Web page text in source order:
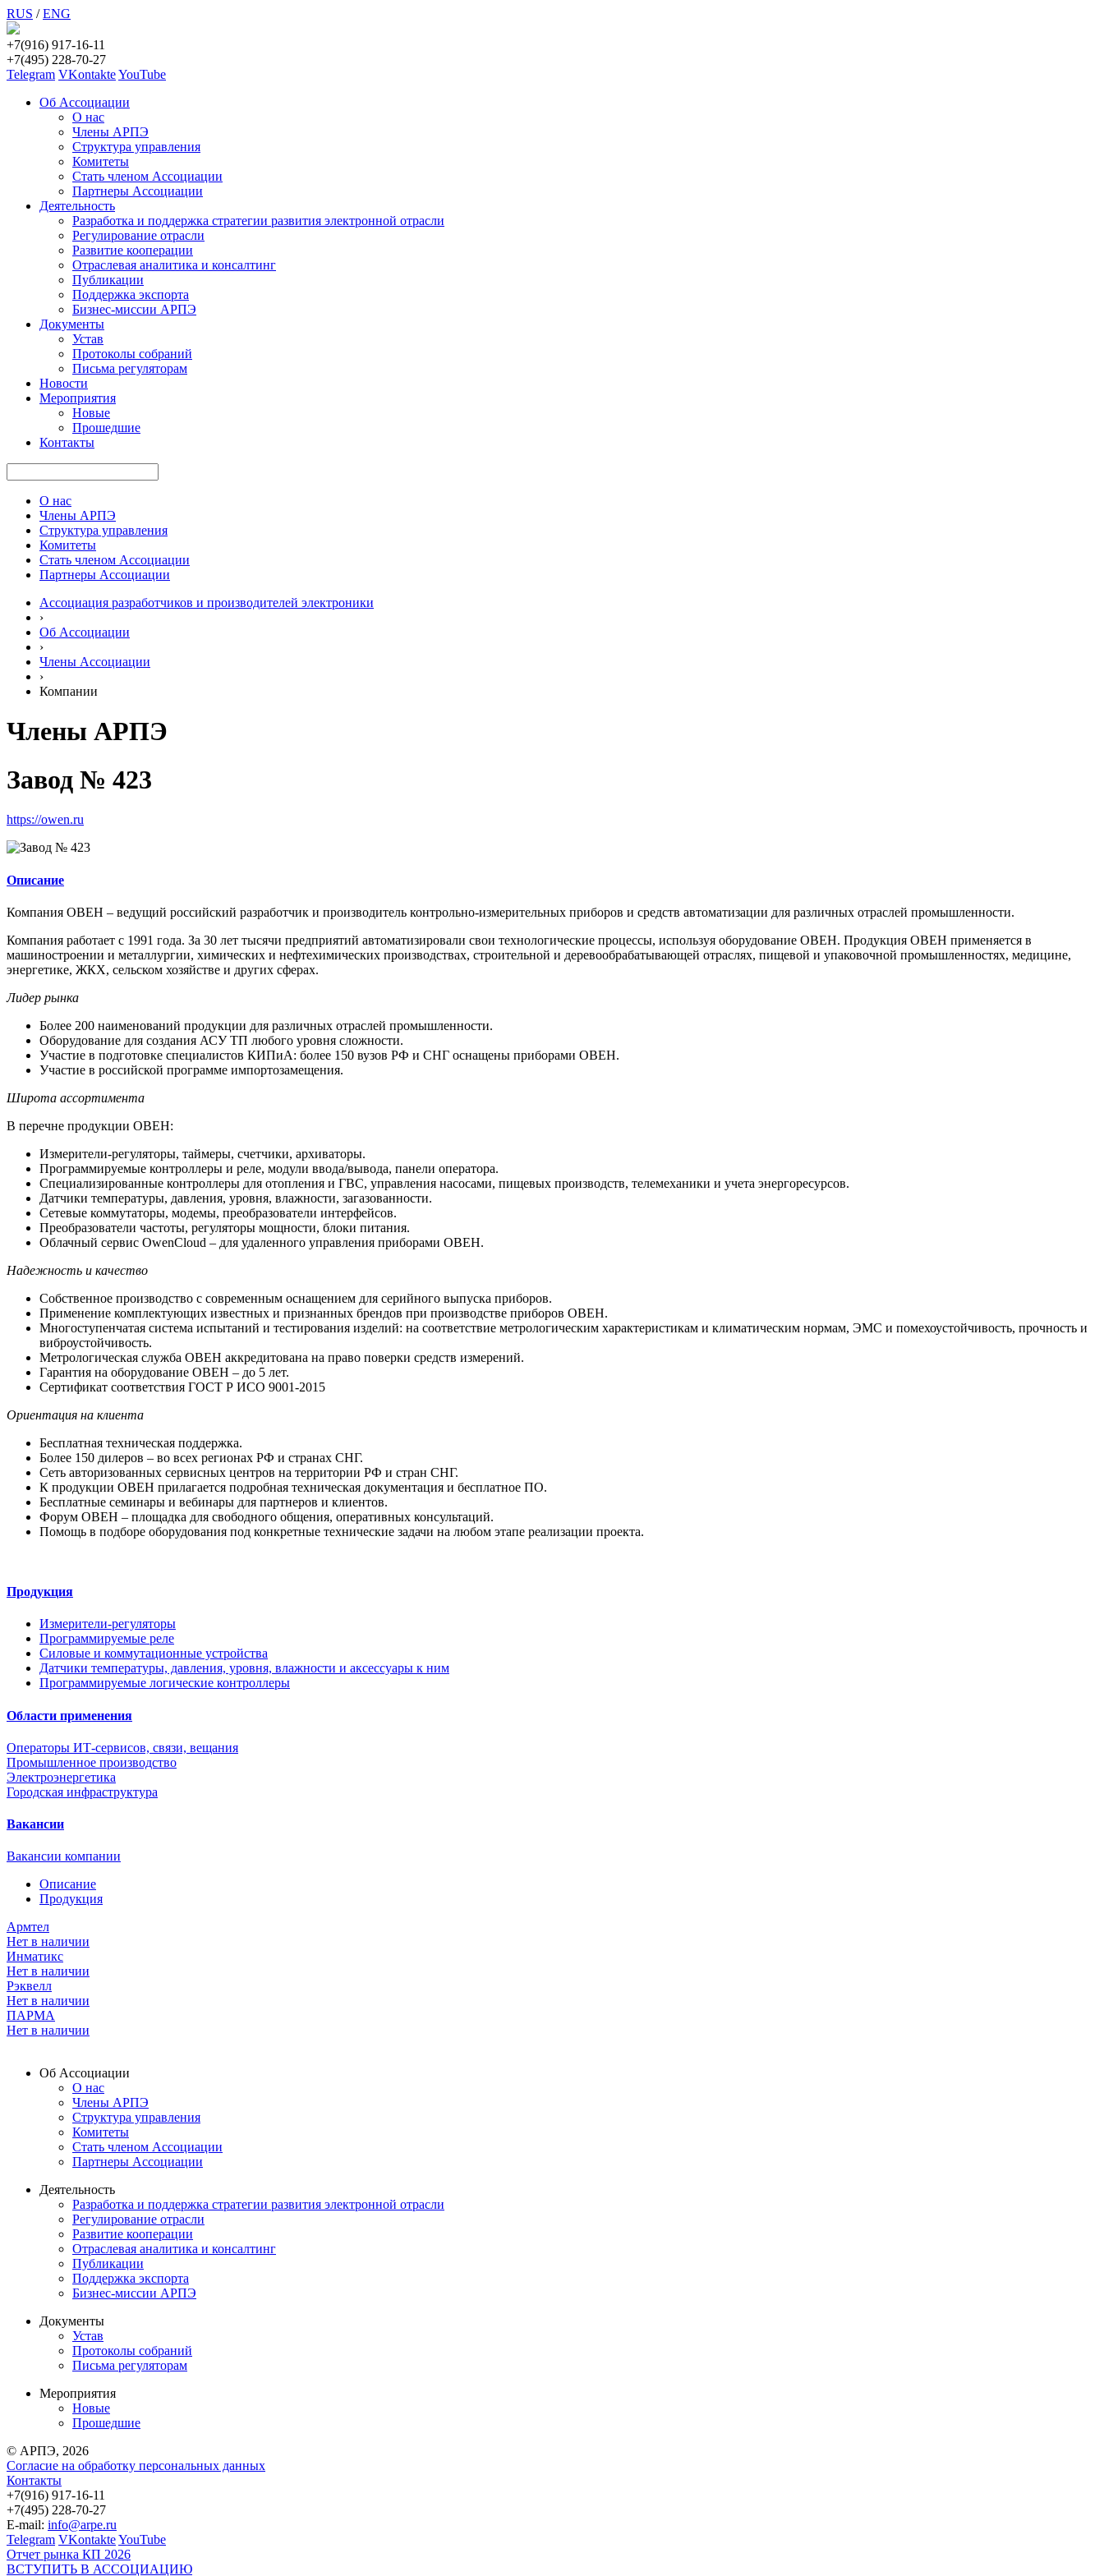
RUS /ENG
+7(916) 917-16-11
+7(495) 228-70-27
Telegram VKontakteYouTube
Об Ассоциации
О нас
Члены АРПЭ
Структура управления
Комитеты
Стать членом Ассоциации
Партнеры Ассоциации
Деятельность
Разработка и поддержка стратегии развития электронной отрасли
Регулирование отрасли
Развитие кооперации
Отраслевая аналитика и консалтинг
Публикации
Поддержка экспорта
Бизнес-миссии АРПЭ
Документы
Устав
Протоколы собраний
Письма регуляторам
Новости
Мероприятия
Новые
Прошедшие
Контакты
О нас
Члены АРПЭ
Структура управления
Комитеты
Стать членом Ассоциации
Партнеры Ассоциации
Ассоциация разработчиков и производителей электроники
›
Об Ассоциации
›
Члены Ассоциации
›
Компании
Члены АРПЭ
Завод № 423
https://owen.ru
Описание
Компания ОВЕН – ведущий российский разработчик и производитель контрольно-измерительных приборов и средств автоматизации для различных отраслей промышленности.
Компания работает с 1991 года. За 30 лет тысячи предприятий автоматизировали свои технологические процессы, используя оборудование ОВЕН. Продукция ОВЕН применяется в
машиностроении и металлургии, химических и нефтехимических производствах, строительной и деревообрабатывающей отраслях, пищевой и упаковочной промышленностях, медицине,
энергетике, ЖКХ, сельском хозяйстве и других сферах.
Лидер рынка
Более 200 наименований продукции для различных отраслей промышленности.
Оборудование для создания АСУ ТП любого уровня сложности.
Участие в подготовке специалистов КИПиА: более 150 вузов РФ и СНГ оснащены приборами ОВЕН.
Участие в российской программе импортозамещения.
Широта ассортимента
В перечне продукции ОВЕН:
Измерители-регуляторы, таймеры, счетчики, архиваторы.
Программируемые контроллеры и реле, модули ввода/вывода, панели оператора.
Специализированные контроллеры для отопления и ГВС, управления насосами, пищевых производств, телемеханики и учета энергоресурсов.
Датчики температуры, давления, уровня, влажности, загазованности.
Сетевые коммутаторы, модемы, преобразователи интерфейсов.
Преобразователи частоты, регуляторы мощности, блоки питания.
Облачный сервис OwenCloud – для удаленного управления приборами ОВЕН.
Надежность и качество
Собственное производство с современным оснащением для серийного выпуска приборов.
Применение комплектующих известных и признанных брендов при производстве приборов ОВЕН.
Многоступенчатая система испытаний и тестирования изделий: на соответствие метрологическим характеристикам и климатическим нормам, ЭМС и помехоустойчивость, прочность и
виброустойчивость.
Метрологическая служба ОВЕН аккредитована на право поверки средств измерений.
Гарантия на оборудование ОВЕН – до 5 лет.
Сертификат соответствия ГОСТ Р ИСО 9001-2015
Ориентация на клиента
Бесплатная техническая поддержка.
Более 150 дилеров – во всех регионах РФ и странах СНГ.
Сеть авторизованных сервисных центров на территории РФ и стран СНГ.
К продукции ОВЕН прилагается подробная техническая документация и бесплатное ПО.
Бесплатные семинары и вебинары для партнеров и клиентов.
Форум ОВЕН – площадка для свободного общения, оперативных консультаций.
Помощь в подборе оборудования под конкретные технические задачи на любом этапе реализации проекта.
Продукция
Измерители-регуляторы
Программируемые реле
Силовые и коммутационные устройства
Датчики температуры, давления, уровня, влажности и аксессуары к ним
Программируемые логические контроллеры
Области применения
Операторы ИТ-сервисов, связи, вещания
Промышленное производство
Электроэнергетика
Городская инфраструктура
Вакансии
Вакансии компании
Описание
Продукция
Армтел
Нет в наличии
Инматикс
Нет в наличии
Рэквелл
Нет в наличии
ПАРМА
Нет в наличии
Об Ассоциации
О нас
Члены АРПЭ
Структура управления
Комитеты
Стать членом Ассоциации
Партнеры Ассоциации
Деятельность
Разработка и поддержка стратегии развития электронной отрасли
Регулирование отрасли
Развитие кооперации
Отраслевая аналитика и консалтинг
Публикации
Поддержка экспорта
Бизнес-миссии АРПЭ
Документы
Устав
Протоколы собраний
Письма регуляторам
Мероприятия
Новые
Прошедшие
© АРПЭ, 2026
Согласие на обработку персональных данных
Контакты
+7(916) 917-16-11
+7(495) 228-70-27
E-mail: info@arpe.ru
Telegram VKontakteYouTube
Отчет рынка КП 2026
ВСТУПИТЬ В АССОЦИАЦИЮ